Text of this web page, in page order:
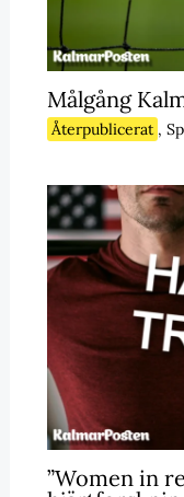
Målgång
Återpublicerat ,
”Women in